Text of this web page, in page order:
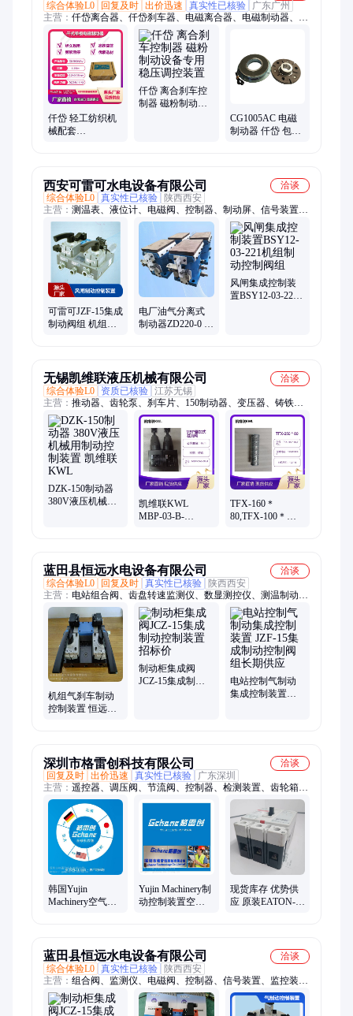
综合体验L0 回复及时 出价迅速 真实性已核验
广东广州
主营： 仟岱离合器、仟岱刹车器、电磁离合器、电磁制动器、磁
粉制动器、永磁制动器、制动器、永磁刹车器、磁粉离合器、湿
式多片电磁离合器、湿式多片电磁刹车器、电磁离合刹车器组
合、安全刹车器、磁滞刹车器、离合器、停电刹车、失电刹车、
断电刹车、电磁刹车、磁粉刹车、电机抱闸、电机刹车、仟岱牌
刹车、机械手刹车
仟岱 轻工纺织机
械配套
仟岱 离合刹车控
制器 磁粉制动设
CG1005AC 电磁
制动器 仟岱 包装
西安可雷可水电设备有限公司
洽谈
综合体验L0 真实性已核验
陕西西安
主营： 测温表、液位计、电磁阀、控制器、制动屏、信号装置、
监测装置、显示装置、测速装置、报警装置、测速制动柜、补气
阀、变压器、水位计、测控仪、传感器、振摆仪、电源模块、高
压油泵、压力开关、电动蝶阀、电动球阀、流量开关、压力变送
器、转速继电器
可雷可JZF-15集成
制动阀组 机组风
电厂油气分离式
制动器ZD220-0 机
风闸集成控制装
置BSY12-03-221
无锡凯维联液压机械有限公司
洽谈
综合体验L0
资质已核验 江苏无锡
主营： 推动器、齿轮泵、刹车片、150制动器、变压器、铸铁
泵、气动阀、电磁阀、止回阀、平衡阀、方向阀、铸铁阀、液压
泵、中心泵、溢流阀、排气阀、换向阀、双联泵、流量计、三联
件、剪板机、集流阀、调压阀、电机组、冷却器、比例阀
DZK-150制动器
380V液压机械用
凯维联KWL
MBP-03-B-
TFX-160＊
80,TFX-100＊
蓝田县恒远水电设备有限公司
洽谈
综合体验L0
回复及时 真实性已核验
陕西西安
主营： 电站组合阀、齿盘转速监测仪、数显测控仪、测温制动
屏、自动补气装置、过速保护装置、液位控制器、液位变送控制
器、电磁阀、水位传感器、振动传感器、示流信号器、电磁配压
阀、油面温控器、振摆仪、绕组温度计、电磁空气阀、滤水器、
差压开关、压力变送器、导叶开度仪、轴电流监测仪、热电阻、
高压油泵、流量开
机组气刹车制动
控制装置 恒远
制动柜集成阀
JCZ-15集成制动
电站控制气制动
集成控制装置
深圳市格雷创科技有限公司
洽谈
回复及时 出价迅速 真实性已核验
广东深圳
主营： 遥控器、调压阀、节流阀、控制器、检测装置、齿轮箱、
电磁阀、变频器、隔离器、连接器、传感器、编码器、继电器、
双联阀、气动阀、压力表、电路板、驱动器、保护器、光电开
关、工业链条、安全开关、安全光幕、行程开关、空气滤芯
韩国Yujin
Machinery空气共
Yujin Machinery制
动控制装置空压
现货库存 优势供
应 原装EATON-断
蓝田县恒远水电设备有限公司
洽谈
综合体验L0 真实性已核验 陕西西安
主营： 组合阀、监测仪、电磁阀、控制器、信号装置、监控装
置、关闭阀、传感器、换向阀、油压罐、变压器、磁翻板、振摆
仪、显示仪、操作阀、压力表、液位计、门开度、配压阀、油位